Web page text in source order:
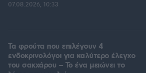
07.08.2026, 10:33
Τα φρούτα που επιλέγουν 4
ενδοκρινολόγοι για καλύτερο έλεγχο
του σακχάρου – Το ένα μειώνει το